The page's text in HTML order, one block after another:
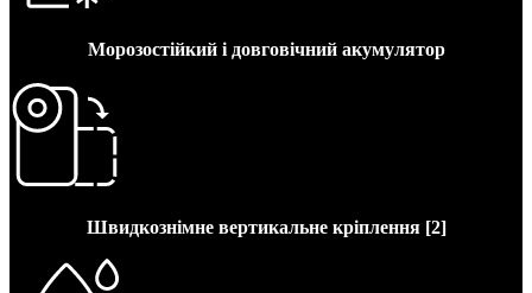
Морозостійкий і довговічний акумулятор
Швидкознімне вертикальне кріплення [2]